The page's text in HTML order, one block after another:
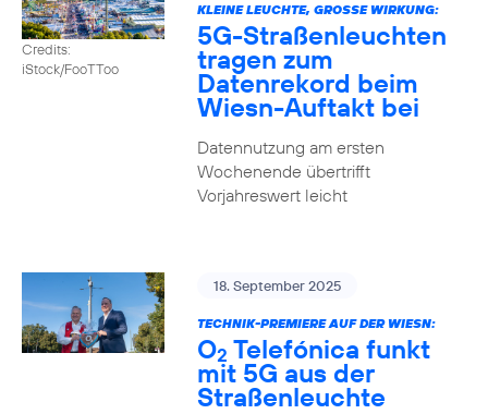
Credits:
iStock/FooTToo
KLEINE LEUCHTE, GROSSE WIRKUNG:
5G-Straßenleuchten
tragen zum
Datenrekord beim
Wiesn-Auftakt bei
Datennutzung am ersten
Wochenende übertrifft
Vorjahreswert leicht
18. September 2025
TECHNIK-PREMIERE AUF DER WIESN:
O2 Telefónica funkt
mit 5G aus der
Straßenleuchte